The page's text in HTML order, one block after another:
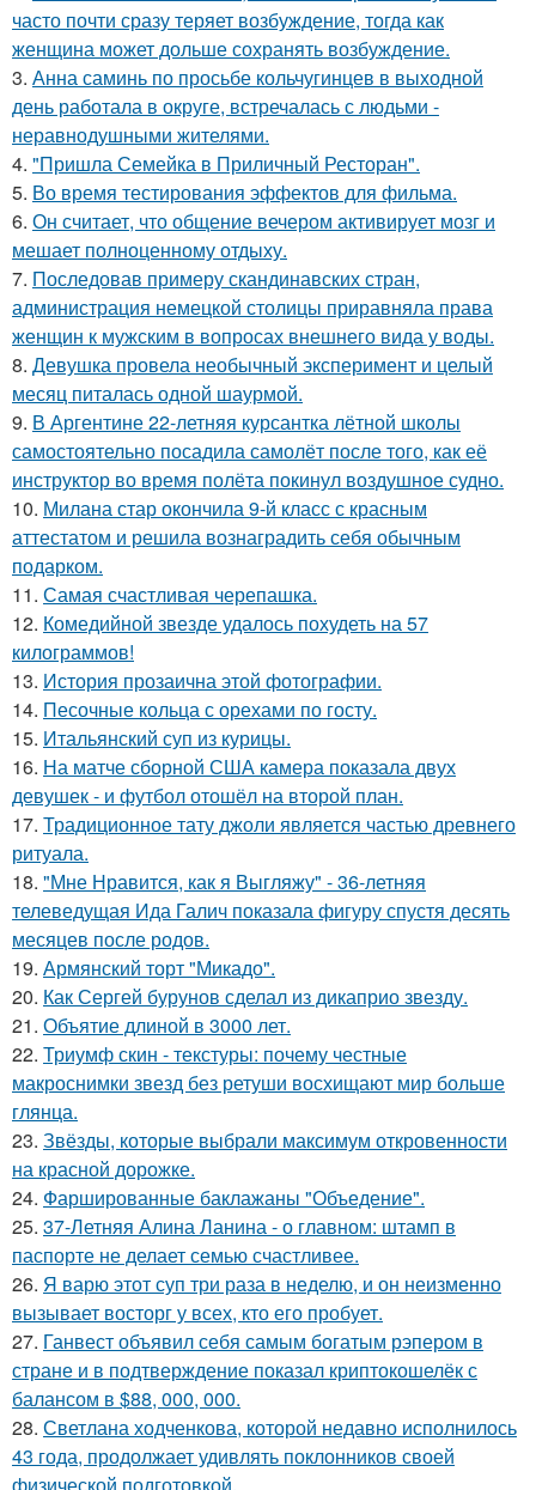
часто почти сразу теряет возбуждение, тогда как
женщина может дольше сохранять возбуждение.
3. Анна саминь по просьбе кольчугинцев в выходной
день работала в округе, встречалась с людьми -
неравнодушными жителями.
4. "Пришла Семейка в Приличный Ресторан".
5. Во время тестирования эффектов для фильма.
6. Он считает, что общение вечером активирует мозг и
мешает полноценному отдыху.
7. Последовав примеру скандинавских стран,
администрация немецкой столицы приравняла права
женщин к мужским в вопросах внешнего вида у воды.
8. Девушка провела необычный эксперимент и целый
месяц питалась одной шаурмой.
9. В Аргентине 22-летняя курсантка лётной школы
самостоятельно посадила самолёт после того, как её
инструктор во время полёта покинул воздушное судно.
10. Милана стар окончила 9-й класс с красным
аттестатом и решила вознаградить себя обычным
подарком.
11. Самая счастливая черепашка.
12. Комедийной звезде удалось похудеть на 57
килограммов!
13. История прозаична этой фотографии.
14. Песочные кольца с орехами по госту.
15. Итальянский суп из курицы.
16. На матче сборной США камера показала двух
девушек - и футбол отошёл на второй план.
17. Традиционное тату джоли является частью древнего
ритуала.
18. "Мне Нравится, как я Выгляжу" - 36-летняя
телеведущая Ида Галич показала фигуру спустя десять
месяцев после родов.
19. Армянский торт "Микадо".
20. Как Сергей бурунов сделал из дикаприо звезду.
21. Объятие длиной в 3000 лет.
22. Триумф скин - текстуры: почему честные
макроснимки звезд без ретуши восхищают мир больше
глянца.
23. Звёзды, которые выбрали максимум откровенности
на красной дорожке.
24. Фаршированные баклажаны "Объедение".
25. 37-Летняя Алина Ланина - о главном: штамп в
паспорте не делает семью счастливее.
26. Я варю этот суп три раза в неделю, и он неизменно
вызывает восторг у всех, кто его пробует.
27. Ганвест объявил себя самым богатым рэпером в
стране и в подтверждение показал криптокошелёк с
балансом в $88, 000, 000.
28. Светлана ходченкова, которой недавно исполнилось
43 года, продолжает удивлять поклонников своей
физической подготовкой.